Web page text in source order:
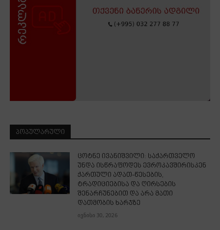
ᲞᲝᲞᲣᲚᲐᲠᲣᲚᲘ
ცოტნე ივანიშვილი: საქართველო
უნდა ისწრაფოდეს ევროკავშირისკენ
ქართული ადათ-წესების,
ტრადიციებისა და ღირსების
შენარჩუნებით და არა მათი
დათმობის ხარჯზე
ივნისი 30, 2026